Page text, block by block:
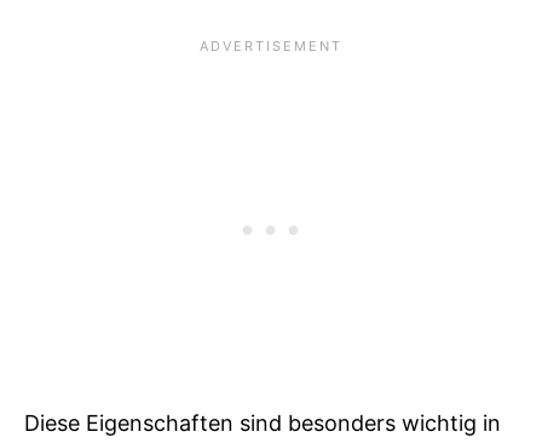
Diese Eigenschaften sind besonders wichtig in